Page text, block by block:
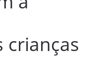
crianças